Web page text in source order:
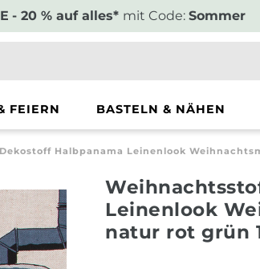
- 20 % auf alles* mit Code: Sommer
FEIERN BASTELN & NÄHEN
Halbpanama Leinenlook
Leinenlook
natur rot grün